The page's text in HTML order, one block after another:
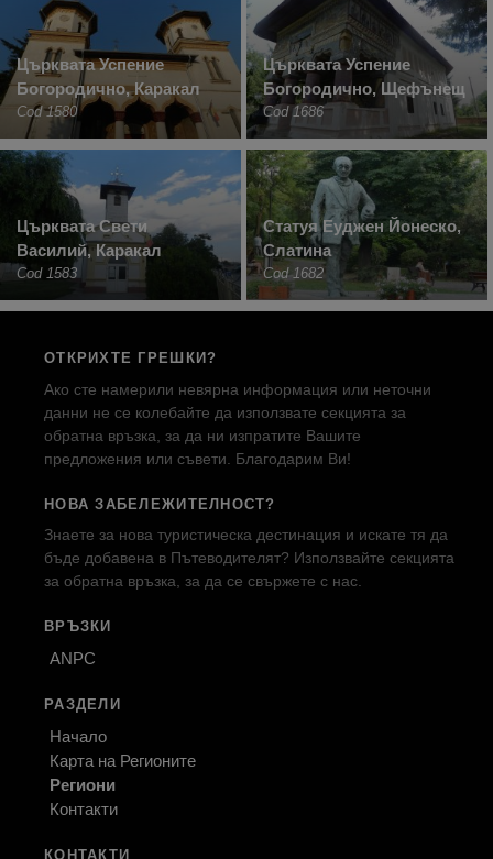
Църквата Успение
Богородично, Каракал
Cod 1580
Църквата Успение
Богородично, Щефънещ
Cod 1686
Църквата Свети
Василий, Каракал
Cod 1583
Статуя Еуджен Йонеско,
Слатина
Cod 1682
ОТКРИХТЕ ГРЕШКИ?
Ако сте намерили невярна информация или неточни
данни не се колебайте да използвате секцията за
обратна връзка, за да ни изпратите Вашите
предложения или съвети. Благодарим Ви!
НОВА ЗАБЕЛЕЖИТЕЛНОСТ?
Знаете за нова туристическа дестинация и искате тя да
бъде добавена в Пътеводителят? Използвайте секцията
за обратна връзка, за да се свържете с нас.
ВРЪЗКИ
ANPC
РАЗДЕЛИ
Начало
Карта на Регионите
Региони
Контакти
КОНТАКТИ